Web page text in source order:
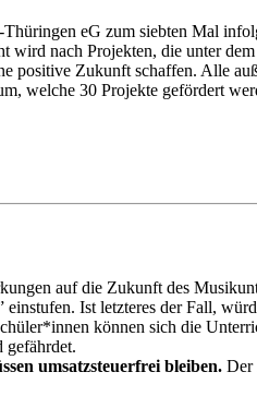
eG zum siebten Mal
nach Projekten, die unter
positive Zukunft schaffen. Alle
welche 30 Projekte gefördert
auf die Zukunft des
Ist letzteres der Fall,
können sich die
gefährdet.
umsatzsteuerfrei bleiben. Der